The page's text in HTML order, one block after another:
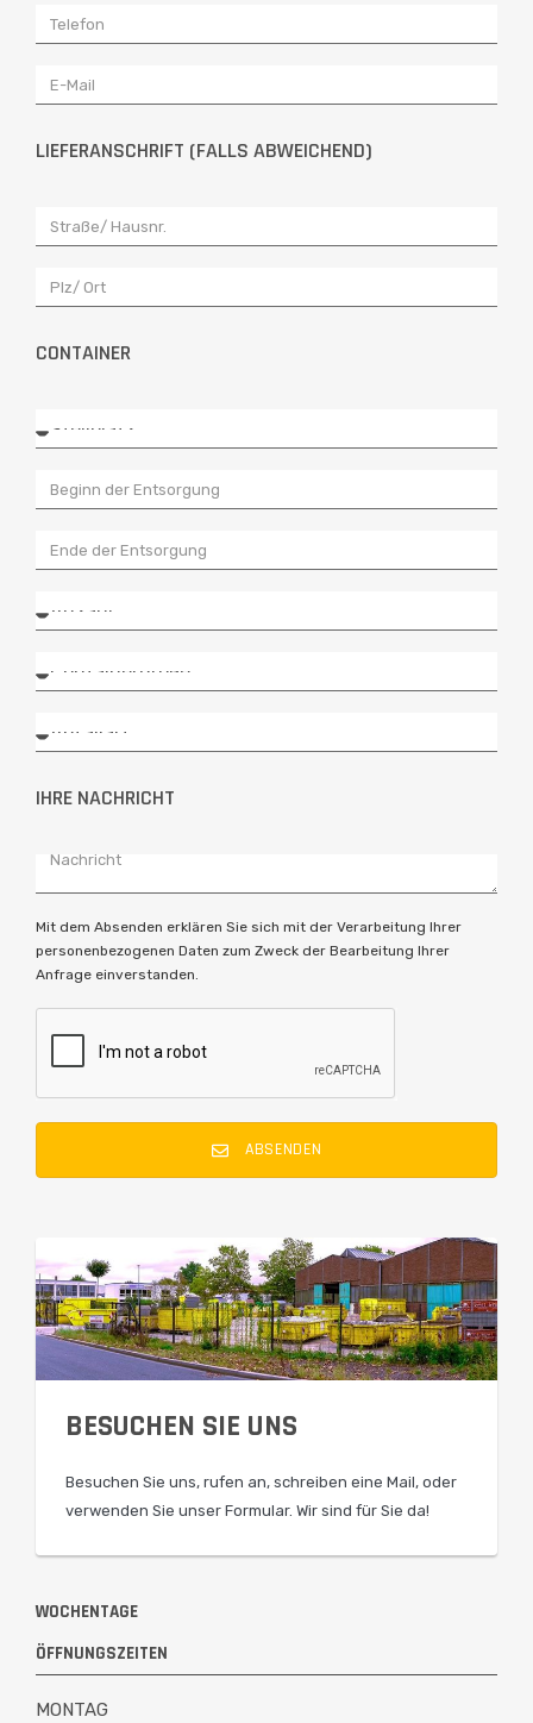
LIEFERANSCHRIFT (FALLS ABWEICHEND)
CONTAINER
IHRE NACHRICHT
Mit dem Absenden erklären Sie sich mit der Verarbeitung Ihrer
personenbezogenen Daten zum Zweck der Bearbeitung Ihrer
Anfrage einverstanden.
ABSENDEN
BESUCHEN SIE UNS
Besuchen Sie uns, rufen an, schreiben eine Mail, oder
verwenden Sie unser Formular. Wir sind für Sie da!
WOCHENTAGE
ÖFFNUNGSZEITEN
MONTAG